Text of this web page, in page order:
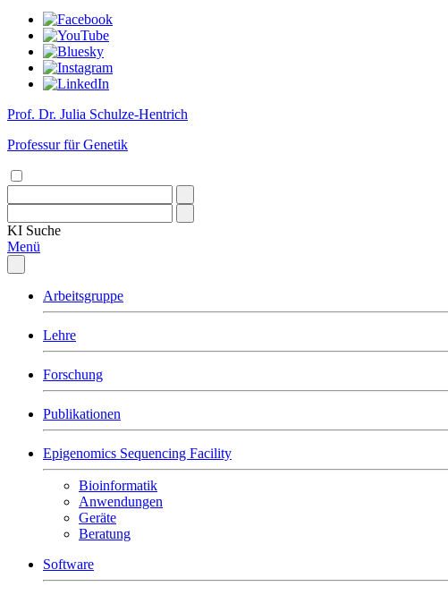
Prof. Dr. Julia Schulze-Hentrich
Professur für Genetik
KI Suche
Menü
Arbeitsgruppe
Lehre
Forschung
Publikationen
Epigenomics Sequencing Facility
Bioinformatik
Anwendungen
Geräte
Beratung
Software